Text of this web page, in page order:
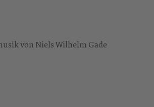
von Niels Wilhelm Gade